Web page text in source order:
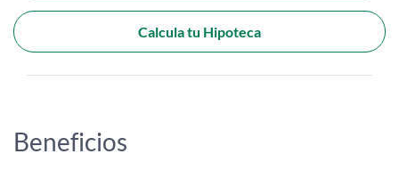
Calcula tu Hipoteca
Beneficios